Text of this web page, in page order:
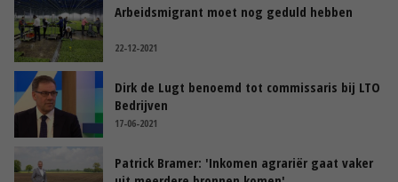
Arbeidsmigrant moet nog geduld hebben
22-12-2021
Dirk de Lugt benoemd tot commissaris bij LTO
Bedrijven
17-06-2021
Patrick Bramer: 'Inkomen agrariër gaat vaker